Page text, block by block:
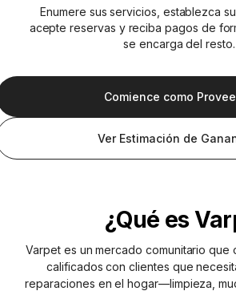
Enumere sus servicios, establezca
acepte reservas y reciba pagos de
se encarga del resto.
Comience como
Ver Estimación de
¿Qué es
Varpet es un mercado comunitario
calificados con clientes que
reparaciones en el hogar—limpieza,